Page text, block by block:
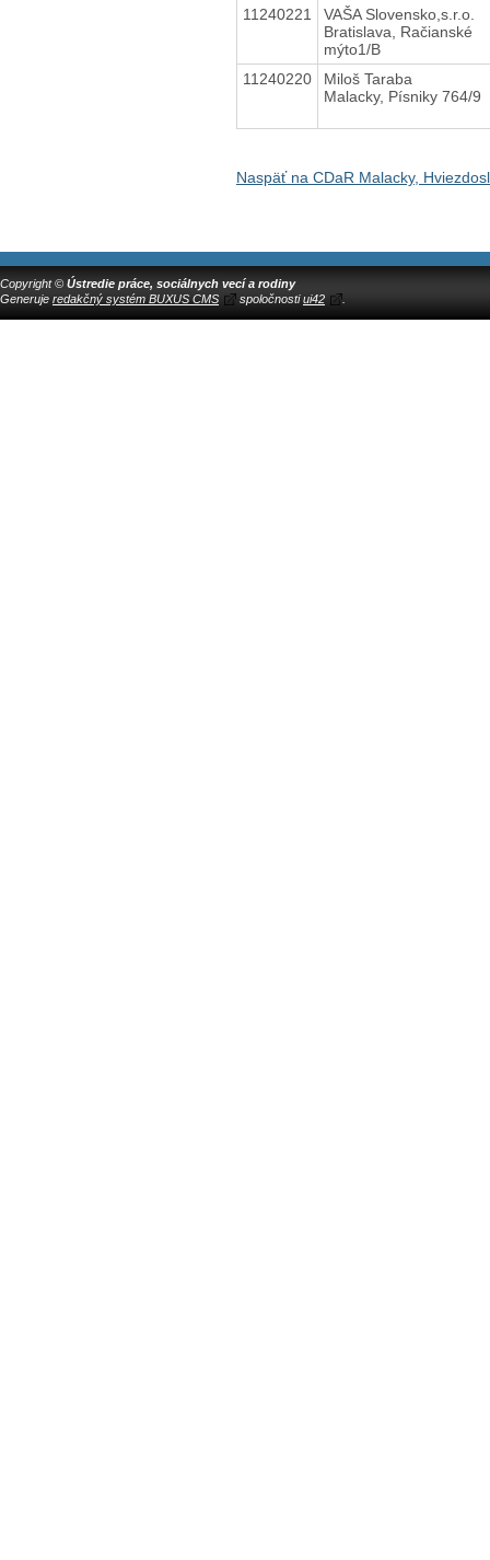
11240221
VAŠA Slovensko,s.r.o.
Bratislava, Račianské
mýto1/B
11240220
Miloš Taraba
Malacky, Písniky 764/9
Naspäť na CDaR Malacky,
Copyright © Ústredie práce, sociálnych vecí a rodiny
Generuje redakčný systém BUXUS CMS spoločnostiui42